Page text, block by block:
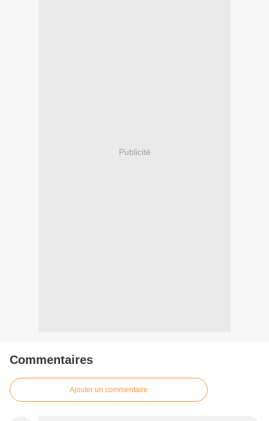
Publicité
Commentaires
Ajouter un commentaire